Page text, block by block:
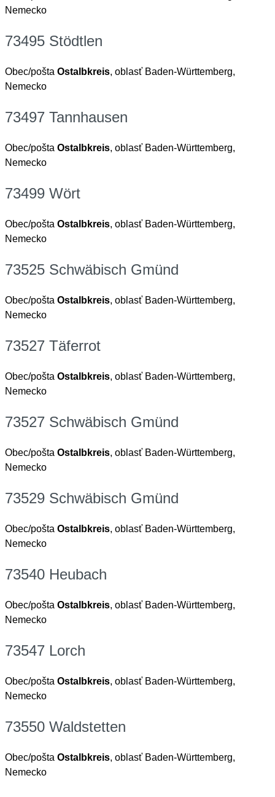
Nemecko
73495 Stödtlen
Obec/pošta Ostalbkreis, oblasť Baden-Württemberg,
Nemecko
73497 Tannhausen
Obec/pošta Ostalbkreis, oblasť Baden-Württemberg,
Nemecko
73499 Wört
Obec/pošta Ostalbkreis, oblasť Baden-Württemberg,
Nemecko
73525 Schwäbisch Gmünd
Obec/pošta Ostalbkreis, oblasť Baden-Württemberg,
Nemecko
73527 Täferrot
Obec/pošta Ostalbkreis, oblasť Baden-Württemberg,
Nemecko
73527 Schwäbisch Gmünd
Obec/pošta Ostalbkreis, oblasť Baden-Württemberg,
Nemecko
73529 Schwäbisch Gmünd
Obec/pošta Ostalbkreis, oblasť Baden-Württemberg,
Nemecko
73540 Heubach
Obec/pošta Ostalbkreis, oblasť Baden-Württemberg,
Nemecko
73547 Lorch
Obec/pošta Ostalbkreis, oblasť Baden-Württemberg,
Nemecko
73550 Waldstetten
Obec/pošta Ostalbkreis, oblasť Baden-Württemberg,
Nemecko